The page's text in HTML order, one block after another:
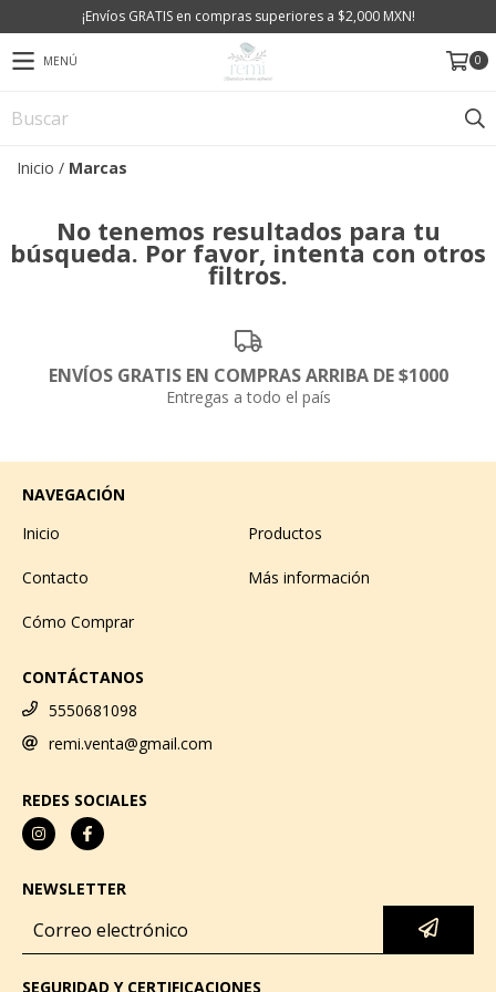
¡Envíos GRATIS en compras superiores a $2,000 MXN!
MENÚ 0
Inicio / Marcas
No tenemos resultados para tu
búsqueda. Por favor, intenta con otros
filtros.
ENVÍOS GRATIS EN COMPRAS ARRIBA DE $1000
Entregas a todo el país
NAVEGACIÓN
Inicio
Productos
Contacto Más información
Cómo Comprar
CONTÁCTANOS
5550681098
remi.venta@gmail.com
REDES SOCIALES
NEWSLETTER
SEGURIDAD Y CERTIFICACIONES